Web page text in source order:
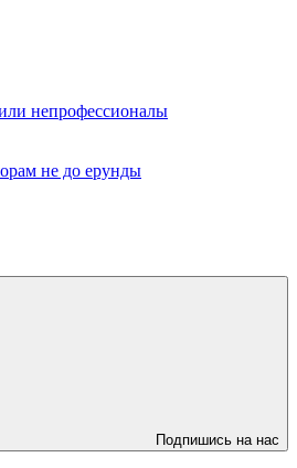
непрофессионалы
не до ерунды
Подпишись на нас